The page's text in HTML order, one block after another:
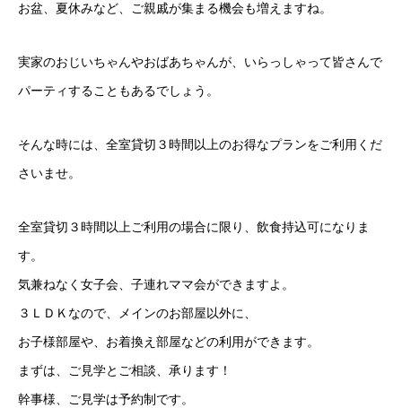
お盆、夏休みなど、ご親戚が集まる機会も増えますね。
実家のおじいちゃんやおばあちゃんが、いらっしゃって皆さんで
パーティすることもあるでしょう。
そんな時には、全室貸切３時間以上のお得なプランをご利用くだ
さいませ。
全室貸切３時間以上ご利用の場合に限り、飲食持込可になりま
す。
気兼ねなく女子会、子連れママ会ができますよ。
３ＬＤＫなので、メインのお部屋以外に、
お子様部屋や、お着換え部屋などの利用ができます。
まずは、ご見学とご相談、承ります！
幹事様、ご見学は予約制です。